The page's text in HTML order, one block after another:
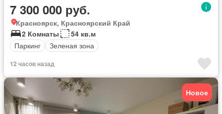
7 300 000 руб.
Красноярск, Красноярский Край
2 Комнаты
54 кв.м
Паркинг
Зеленая зона
12 часов назад
Новое